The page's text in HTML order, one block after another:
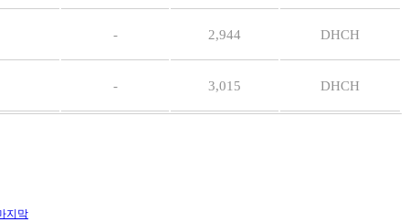
- 2,944 DHCH
- 3,015 DHCH